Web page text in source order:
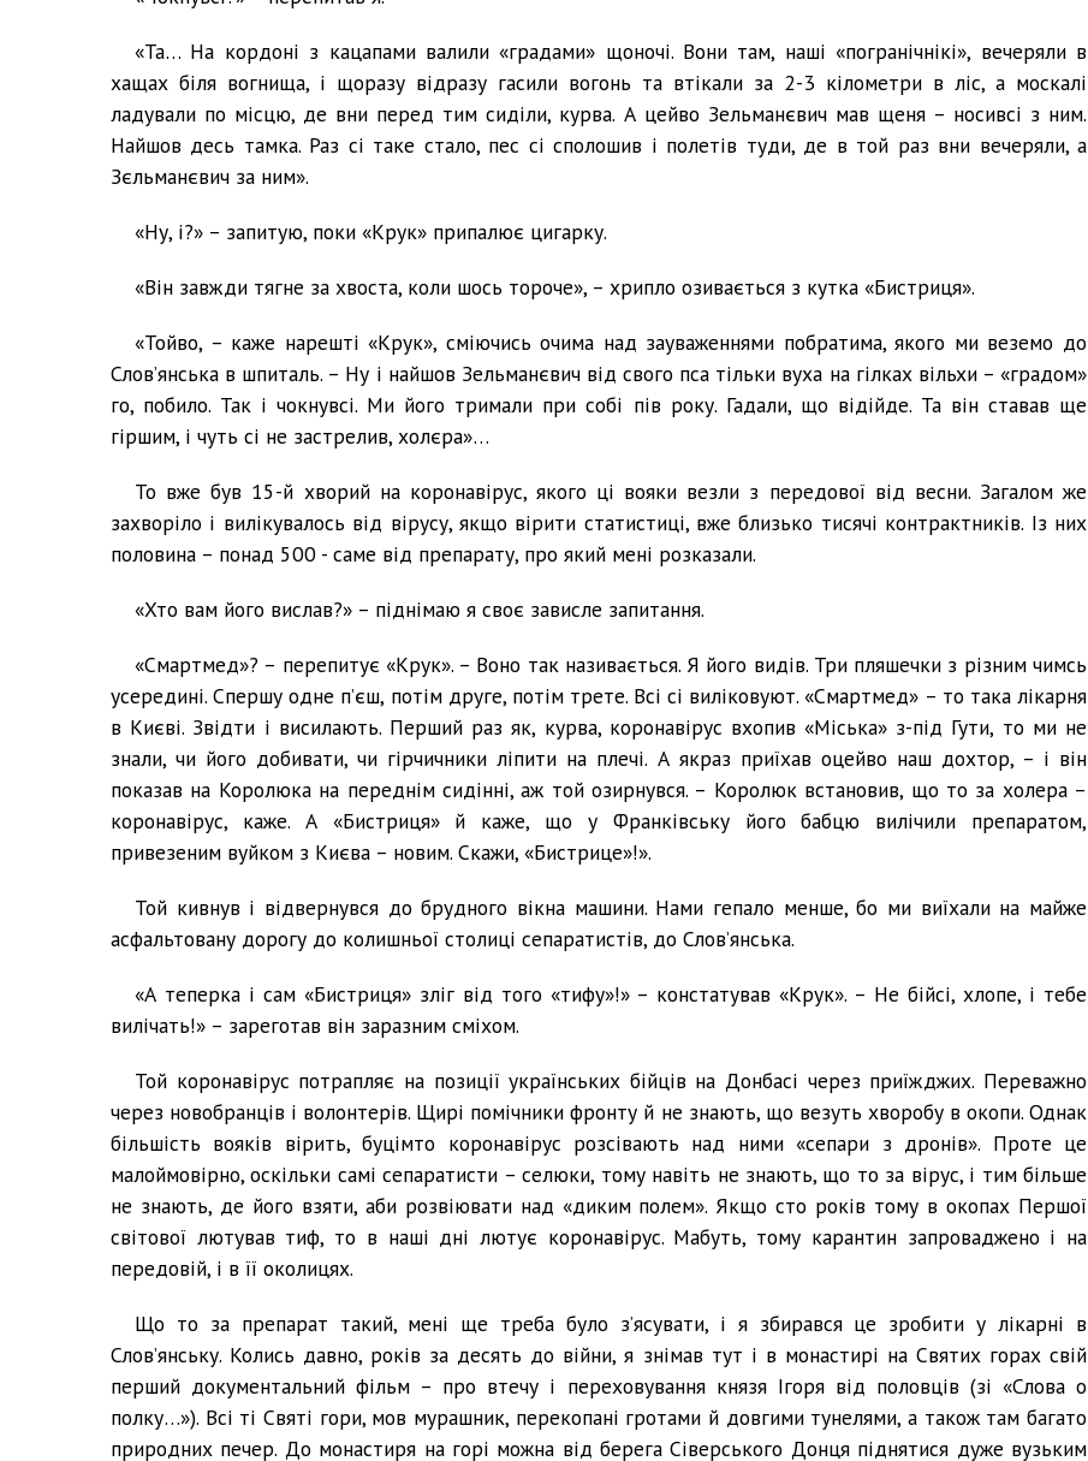
«Та… На кордоні з кацапами валили «градами» щоночі. Вони там, наші «погранічнікі», вечеряли в
хащах біля вогнища, і щоразу відразу гасили вогонь та втікали за 2-3 кілометри в ліс, а москалі
ладували по місцю, де вни перед тим сиділи, курва. А цейво Зельманєвич мав щеня – носивсі з ним.
Найшов десь тамка. Раз сі таке стало, пес сі сполошив і полетів туди, де в той раз вни вечеряли, а
Зєльманєвич за ним».
«Ну, і?» – запитую, поки «Крук» припалює цигарку.
«Він завжди тягне за хвоста, коли шось тороче», – хрипло озивається з кутка «Бистриця».
«Тойво, – каже нарешті «Крук», сміючись очима над зауваженнями побратима, якого ми веземо до
Слов’янська в шпиталь. – Ну і найшов Зельманєвич від свого пса тільки вуха на гілках вільхи – «градом»
го, побило. Так і чокнувсі. Ми його тримали при собі пів року. Гадали, що відійде. Та він ставав ще
гіршим, і чуть сі не застрелив, холєра»…
То вже був 15-й хворий на коронавірус, якого ці вояки везли з передової від весни. Загалом же
захворіло і вилікувалось від вірусу, якщо вірити статистиці, вже близько тисячі контрактників. Із них
половина – понад 500 - саме від препарату, про який мені розказали.
«Хто вам його вислав?» – піднімаю я своє зависле запитання.
«Смартмед»? – перепитує «Крук». – Воно так називається. Я його видів. Три пляшечки з різним чимсь
усередині. Спершу одне п’єш, потім друге, потім трете. Всі сі виліковуют. «Смартмед» – то така лікарня
в Києві. Звідти і висилають. Перший раз як, курва, коронавірус вхопив «Міська» з-під Гути, то ми не
знали, чи його добивати, чи гірчичники ліпити на плечі. А якраз приїхав оцейво наш дохтор, – і він
показав на Королюка на переднім сидінні, аж той озирнувся. – Королюк встановив, що то за холера –
коронавірус, каже. А «Бистриця» й каже, що у Франківську його бабцю вилічили препаратом,
привезеним вуйком з Києва – новим. Скажи, «Бистрице»!».
Той кивнув і відвернувся до брудного вікна машини. Нами гепало менше, бо ми виїхали на майже
асфальтовану дорогу до колишньої столиці сепаратистів, до Слов’янська.
«А теперка і сам «Бистриця» зліг від того «тифу»!» – констатував «Крук». – Не бійсі, хлопе, і тебе
вилічать!» – зареготав він заразним сміхом.
Той коронавірус потрапляє на позиції українських бійців на Донбасі через приїжджих. Переважно
через новобранців і волонтерів. Щирі помічники фронту й не знають, що везуть хворобу в окопи. Однак
більшість вояків вірить, буцімто коронавірус розсівають над ними «сепари з дронів». Проте це
малоймовірно, оскільки самі сепаратисти – селюки, тому навіть не знають, що то за вірус, і тим більше
не знають, де його взяти, аби розвіювати над «диким полем». Якщо сто років тому в окопах Першої
світової лютував тиф, то в наші дні лютує коронавірус. Мабуть, тому карантин запроваджено і на
передовій, і в її околицях.
Що то за препарат такий, мені ще треба було з’ясувати, і я збирався це зробити у лікарні в
Слов’янську. Колись давно, років за десять до війни, я знімав тут і в монастирі на Святих горах свій
перший документальний фільм – про втечу і переховування князя Ігоря від половців (зі «Слова о
полку…»). Всі ті Святі гори, мов мурашник, перекопані гротами й довгими тунелями, а також там багато
природних печер. До монастиря на горі можна від берега Сіверського Донця піднятися дуже вузьким